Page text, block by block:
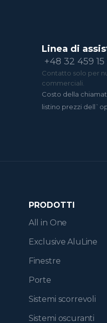
Linea di
+48 32 459
Contatto solo per
commerciali.
Costo della
listino prezzi
PRODOTTI
All in One
Exclusive AluLine
Finestre
Porte
Sistemi scorrevoli
Sistemi oscuranti